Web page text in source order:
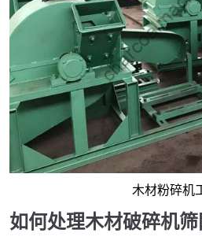
木材粉碎机
如何处理木材破碎机筛